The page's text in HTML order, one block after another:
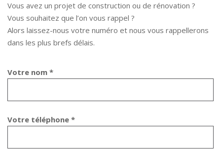
Vous avez un projet de construction ou de rénovation ?
Vous souhaitez que l’on vous rappel ?
Alors laissez-nous votre numéro et nous vous rappellerons
dans les plus brefs délais.
Votre nom *
Votre téléphone *